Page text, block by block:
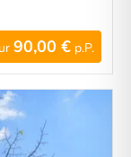
90,00 € p.P.